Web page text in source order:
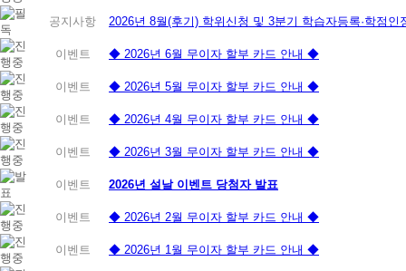
공지사항 2026년 8월(후기) 학위신청 및 3분기 학습자등록·학점
이벤트 ◆ 2026년 6월 무이자 할부 카드 안내 ◆
이벤트 ◆ 2026년 5월 무이자 할부 카드 안내 ◆
이벤트 ◆ 2026년 4월 무이자 할부 카드 안내 ◆
이벤트 ◆ 2026년 3월 무이자 할부 카드 안내 ◆
이벤트 2026년 설날 이벤트 당첨자 발표
이벤트 ◆ 2026년 2월 무이자 할부 카드 안내 ◆
이벤트 ◆ 2026년 1월 무이자 할부 카드 안내 ◆